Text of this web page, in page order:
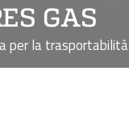
GAS
per la